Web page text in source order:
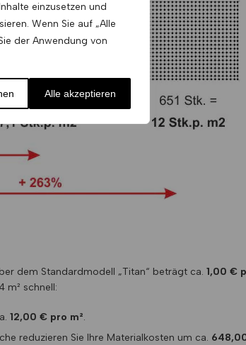
einzusetzen und
Wenn Sie auf „Alle
der Anwendung von
Alle akzeptieren
dem Standardmodell „Titan“ beträgt ca. 1,00 €
m² schnell:
12,00 € pro m².
reduzieren Sie Ihre Materialkosten um ca.